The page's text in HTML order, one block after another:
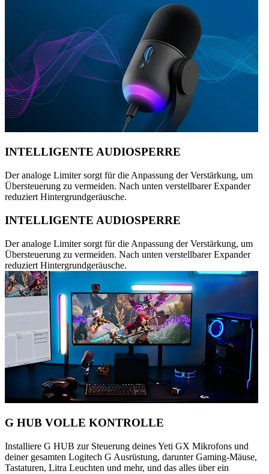
INTELLIGENTE AUDIOSPERRE
Der analoge Limiter sorgt für die Anpassung der Verstärkung, um
Übersteuerung zu vermeiden. Nach unten verstellbarer Expander
reduziert Hintergrundgeräusche.
INTELLIGENTE AUDIOSPERRE
Der analoge Limiter sorgt für die Anpassung der Verstärkung, um
Übersteuerung zu vermeiden. Nach unten verstellbarer Expander
reduziert Hintergrundgeräusche.
G HUB VOLLE KONTROLLE
Installiere G HUB zur Steuerung deines Yeti GX Mikrofons und
deiner gesamten Logitech G Ausrüstung, darunter Gaming-Mäuse,
Tastaturen, Litra Leuchten und mehr, und das alles über ein